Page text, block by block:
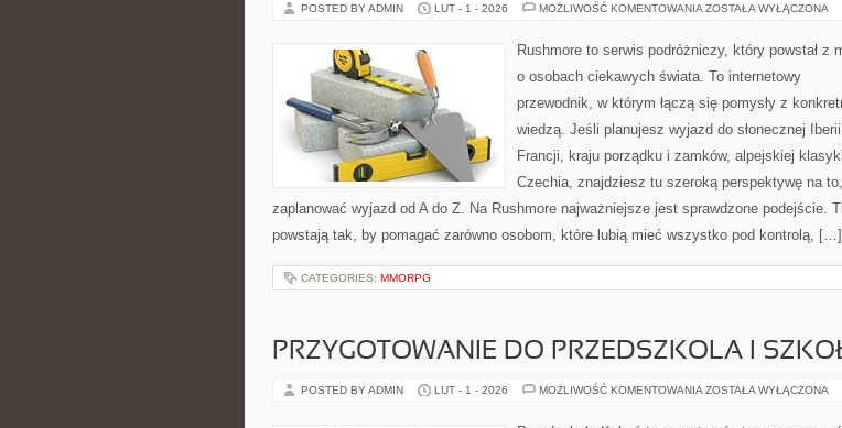
POSTED BY ADMIN LUT - 1 - 2026 MOŻLIWOŚĆ KOMENTOWANIA GRECJA
ZOSTAŁA WYŁĄCZONA
Rushmore to serwis podróżniczy, który powstał z
o osobach ciekawych świata. To internetowy
przewodnik, w którym łączą się pomysły z
wiedzą. Jeśli planujesz wyjazd do słonecznej
Francji, kraju porządku i zamków, alpejskiej
Czechia, znajdziesz tu szeroką perspektywę na
zaplanować wyjazd od A do Z. Na Rushmore najważniejsze jest sprawdzone podejście.
powstają tak, by pomagać zarówno osobom, które lubią mieć wszystko pod kontrolą, […]
CATEGORIES: MMORPG
PRZYGOTOWANIE DO PRZEDSZKOLA I
POSTED BY ADMIN LUT - 1 - 2026 MOŻLIWOŚĆ KOMENTOWANIA PRZYGOTOWANIE
ZOSTAŁA WYŁĄCZONA